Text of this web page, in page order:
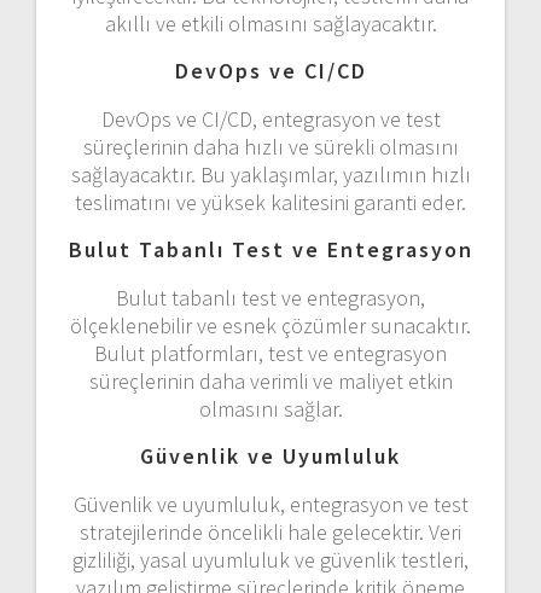
akıllı ve etkili olmasını sağlayacaktır.
DevOps ve CI/CD
DevOps ve CI/CD, entegrasyon ve test
süreçlerinin daha hızlı ve sürekli olmasını
sağlayacaktır. Bu yaklaşımlar, yazılımın hızlı
teslimatını ve yüksek kalitesini garanti eder.
Bulut Tabanlı Test ve Entegrasyon
Bulut tabanlı test ve entegrasyon,
ölçeklenebilir ve esnek çözümler sunacaktır.
Bulut platformları, test ve entegrasyon
süreçlerinin daha verimli ve maliyet etkin
olmasını sağlar.
Güvenlik ve Uyumluluk
Güvenlik ve uyumluluk, entegrasyon ve test
stratejilerinde öncelikli hale gelecektir. Veri
gizliliği, yasal uyumluluk ve güvenlik testleri,
yazılım geliştirme süreçlerinde kritik öneme